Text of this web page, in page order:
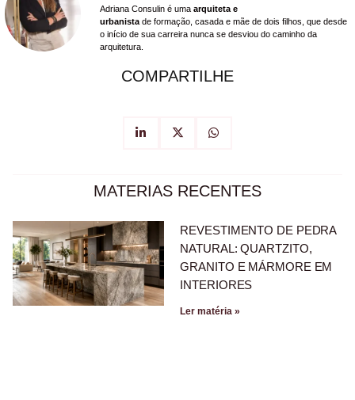
Adriana Consulin é uma arquiteta e
urbanista de formação, casada e mãe de dois filhos, que desde
o início de sua carreira nunca se desviou do caminho da
arquitetura.
COMPARTILHE
MATERIAS RECENTES
REVESTIMENTO DE PEDRA
NATURAL: QUARTZITO,
GRANITO E MÁRMORE EM
INTERIORES
Ler matéria »